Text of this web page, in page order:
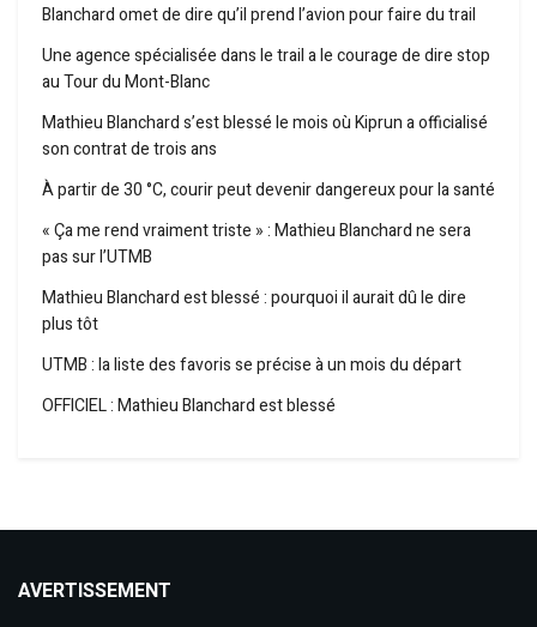
Blanchard omet de dire qu’il prend l’avion pour faire du trail
Une agence spécialisée dans le trail a le courage de dire stop
au Tour du Mont-Blanc
Mathieu Blanchard s’est blessé le mois où Kiprun a officialisé
son contrat de trois ans
À partir de 30 °C, courir peut devenir dangereux pour la santé
« Ça me rend vraiment triste » : Mathieu Blanchard ne sera
pas sur l’UTMB
Mathieu Blanchard est blessé : pourquoi il aurait dû le dire
plus tôt
UTMB : la liste des favoris se précise à un mois du départ
OFFICIEL : Mathieu Blanchard est blessé
AVERTISSEMENT